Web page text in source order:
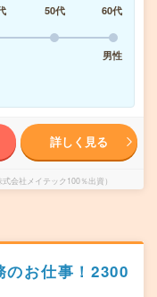
50代
60代
男性
詳しく見る
会社メイテック100％出資）
のお仕事！2300